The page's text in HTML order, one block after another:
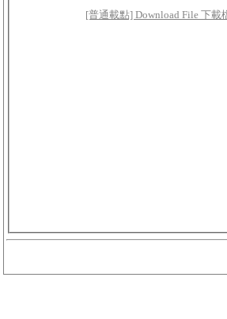
[普通載點] Download File 下載